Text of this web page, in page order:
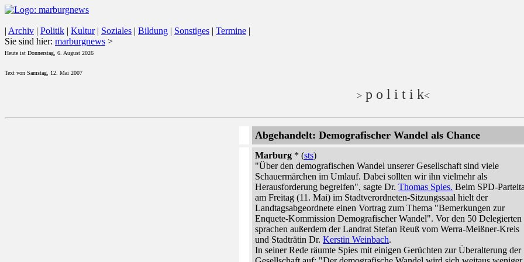
| Archiv | Politik | Kultur| Soziales | Bildung | Sonstiges | Termine |
Sie sind hier: marburgnews >
Heute ist Donnerstag, 6. August 2026
Text von Samstag, 12. Mai 2007
> p o l i t i k<
Abgehandelt: Demografischer Wandel als Chance
Marburg * (sts)
"Über den demografischen Wandel unserer Gesellschaft sind viele
Schauermärchen im Umlauf. Dabei sollten wir ihn vielmehr als
Herausforderung begreifen", sagte Dr. Thomas Spies. Beim SPD-
am Freitag (11. Mai) im Stadtverordneten-Sitzungssaal hielt der
Landtagsabgeordnete einen Vortrag zum Thema "Bemerkungen zur
Enquete-Kommission Demografischer Wandel". Vor den 50 Delegierten
sprachen außerdem der Landrat Stefan Reuß vom Werra-Meißner-Kreis
und Stadträtin Dr. Kerstin Weinbach.
In seiner Rede räumte Spies mit einigen Gerüchten zur Überalterung der